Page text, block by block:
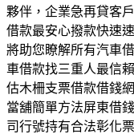
夥伴，企業急再貸客
借款最安心撥款快速
將助您瞭解所有汽車
車借款找三重人最信
估木柵支票借款借錢
當舖簡單方法屏東借
司行號持有合法彰化